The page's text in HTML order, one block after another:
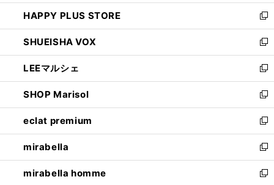
ン
ド
ウ
で
開
く
ウ
ィ
ン
ド
ウ
で
開
く
し
い
ウ
ィ
ン
ド
ウ
で
開
く
HAPPY PLUS STORE
新
し
い
ウ
ィ
ン
ド
ウ
で
開
く
SHUEISHA VOX
新
し
い
ウ
ィ
ン
ド
ウ
で
開
く
LEEマルシェ
新
し
い
ウ
ィ
ン
ド
ウ
で
SHOP Marisol
新
し
い
ウ
ィ
ン
ド
eclat premium
新
し
い
ウ
ィ
mirabella
新
し
い
mirabella homme
新